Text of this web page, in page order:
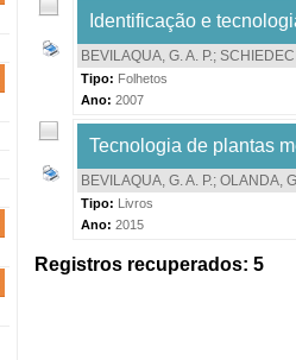
Identificação e
BEVILAQUA, G. A. P.;
Tipo: Folhetos
Ano: 2007
Tecnologia de plantas
BEVILAQUA, G. A. P.; OLANDA,
Tipo: Livros
Ano: 2015
Registros recuperados: 5